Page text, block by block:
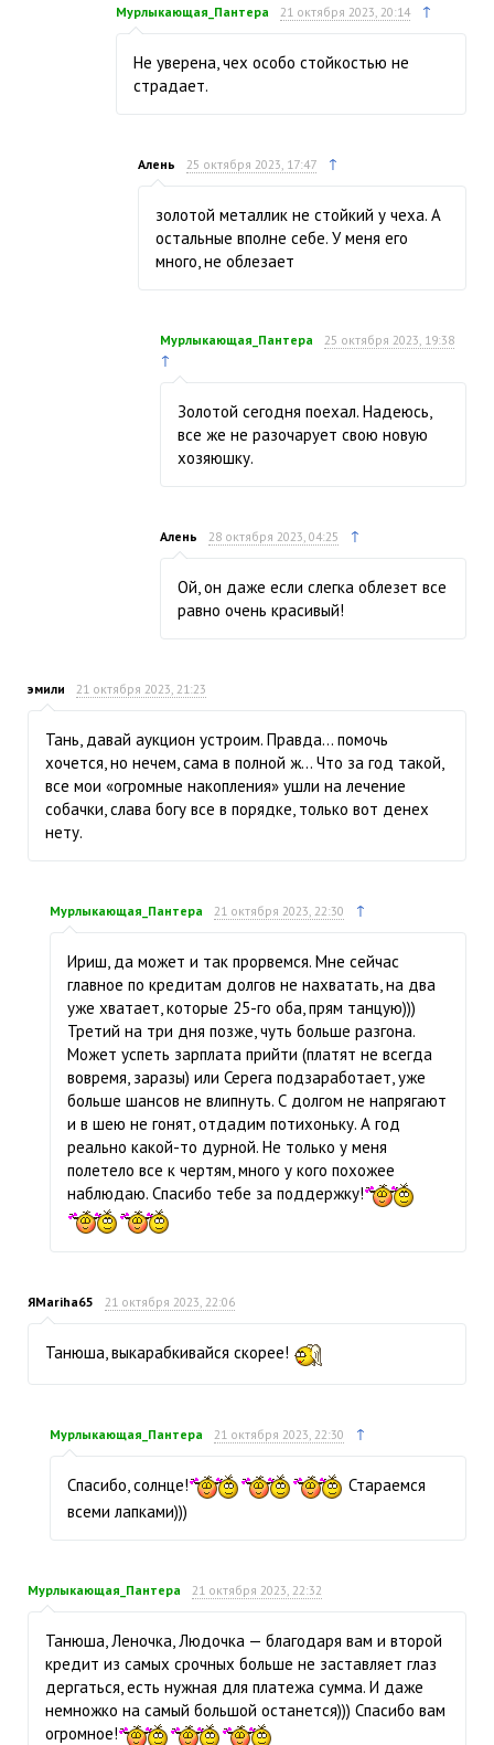
Мурлыкающая_Пантера 21 октября 2023, 20:14 ↑
Не уверена, чех особо стойкостью не
страдает.
Алень 25 октября 2023, 17:47 ↑
золотой металлик не стойкий у чеха. А
остальные вполне себе. У меня его
много, не облезает
Мурлыкающая_Пантера 25 октября 2023, 19:38
↑
Золотой сегодня поехал. Надеюсь,
все же не разочарует свою новую
хозяюшку.
Алень 28 октября 2023, 04:25 ↑
Ой, он даже если слегка облезет все
равно очень красивый!
эмили 21 октября 2023, 21:23
Тань, давай аукцион устроим. Правда… помочь
хочется, но нечем, сама в полной ж… Что за год такой,
все мои «огромные накопления» ушли на лечение
собачки, слава богу все в порядке, только вот денех
нету.
Мурлыкающая_Пантера 21 октября 2023, 22:30 ↑
Ириш, да может и так прорвемся. Мне сейчас
главное по кредитам долгов не нахватать, на два
уже хватает, которые 25-го оба, прям танцую)))
Третий на три дня позже, чуть больше разгона.
Может успеть зарплата прийти (платят не всегда
вовремя, заразы) или Серега подзаработает, уже
больше шансов не влипнуть. С долгом не напрягают
и в шею не гонят, отдадим потихоньку. А год
реально какой-то дурной. Не только у меня
полетело все к чертям, много у кого похожее
наблюдаю. Спасибо тебе за поддержку!
ЯMariha65 21 октября 2023, 22:06
Танюша, выкарабкивайся скорее!
Мурлыкающая_Пантера 21 октября 2023, 22:30 ↑
Спасибо, солнце!
Стараемся
всеми лапками)))
Мурлыкающая_Пантера 21 октября 2023, 22:32
Танюша, Леночка, Людочка — благодаря вам и второй
кредит из самых срочных больше не заставляет глаз
дергаться, есть нужная для платежа сумма. И даже
немножко на самый большой останется))) Спасибо вам
огромное!